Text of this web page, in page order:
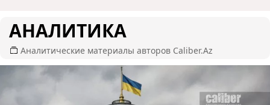
АНАЛИТИКА
Аналитические материалы авторов Caliber.Az